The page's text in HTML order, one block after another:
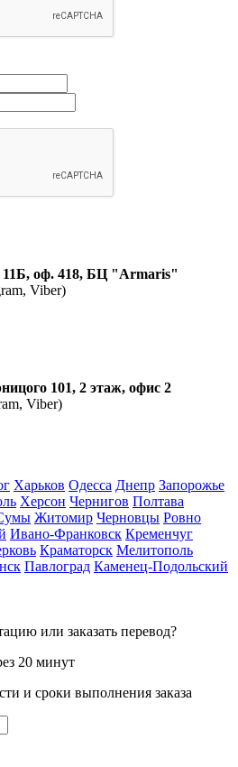
11Б, оф. 418, БЦ "Armaris"
Viber)
101, 2 этаж, офис 2
Viber)
Харьков Одесса Днепр Запорожье
Херсон Чернигов Полтава
Житомир Черновцы Ровно
Ивано-Франковск Кременчуг
Краматорск Мелитополь
Павлоград Каменец-Подольский
или заказать перевод?
20 минут
и сроки выполнения заказа